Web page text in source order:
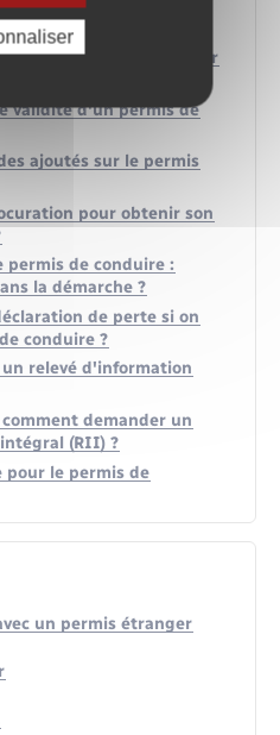
le permis de conduire :
solde ?
des yeux, faut-il demander
validité d'un permis de
ajoutés sur le permis
pour obtenir son
permis de conduire :
la démarche ?
de perte si on
conduire ?
relevé d'information
demander un
(RII) ?
pour le permis de
un permis étranger